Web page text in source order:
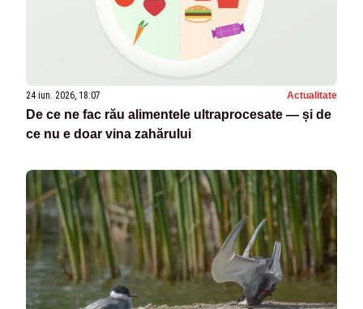
24 iun. 2026, 18:07 Actualitate
De ce ne fac rău alimentele ultraprocesate — și de
ce nu e doar vina zahărului